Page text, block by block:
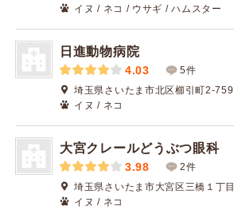
イヌ / ネコ / ウサギ / ハムスター
日進動物病院
4.03
5件
埼玉県さいたま市北区櫛引町2-
イヌ / ネコ
大宮クレールどうぶつ眼科
3.98
2件
埼玉県さいたま市大宮区三橋１丁
イヌ / ネコ